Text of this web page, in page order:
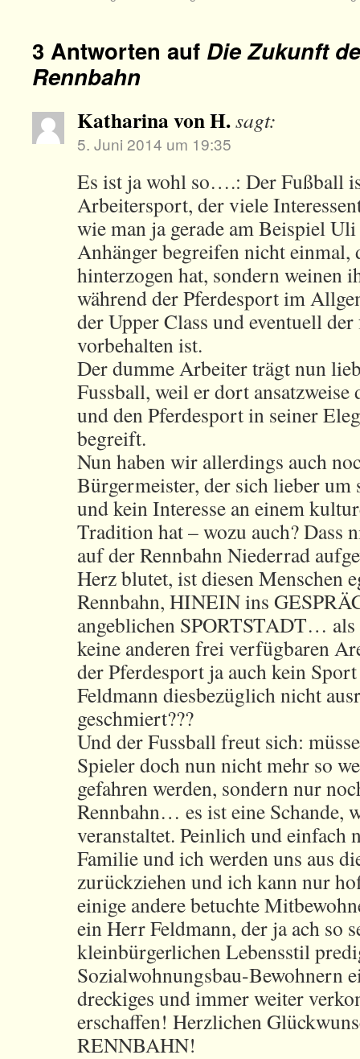
3 Antworten auf Die Zukunft
Rennbahn
Katharina von H.sagt:
5. Juni 2014 um 19:35
Es ist ja wohl so….: Der Fußball
Arbeitersport, der viele
wie man ja gerade am Beispiel
Anhänger begreifen nicht einmal,
hinterzogen hat, sondern weinen
während der Pferdesport im
der Upper Class und eventuell
vorbehalten ist.
Der dumme Arbeiter trägt nun
Fussball, weil er dort ansatzweise
und den Pferdesport in seiner
begreift.
Nun haben wir allerdings auch
Bürgermeister, der sich lieber
und kein Interesse an einem
Tradition hat – wozu auch? Dass
auf der Rennbahn Niederrad
Herz blutet, ist diesen Menschen
Rennbahn, HINEIN ins
angeblichen SPORTSTADT… als
keine anderen frei verfügbaren
der Pferdesport ja auch kein
Feldmann diesbezüglich nicht
geschmiert???
Und der Fussball freut sich:
Spieler doch nun nicht mehr so
gefahren werden, sondern nur
Rennbahn… es ist eine Schande,
veranstaltet. Peinlich und einfach
Familie und ich werden uns aus
zurückziehen und ich kann nur
einige andere betuchte
ein Herr Feldmann, der ja ach so
kleinbürgerlichen Lebensstil
Sozialwohnungsbau-Bewohnern
dreckiges und immer weiter
erschaffen! Herzlichen
RENNBAHN!